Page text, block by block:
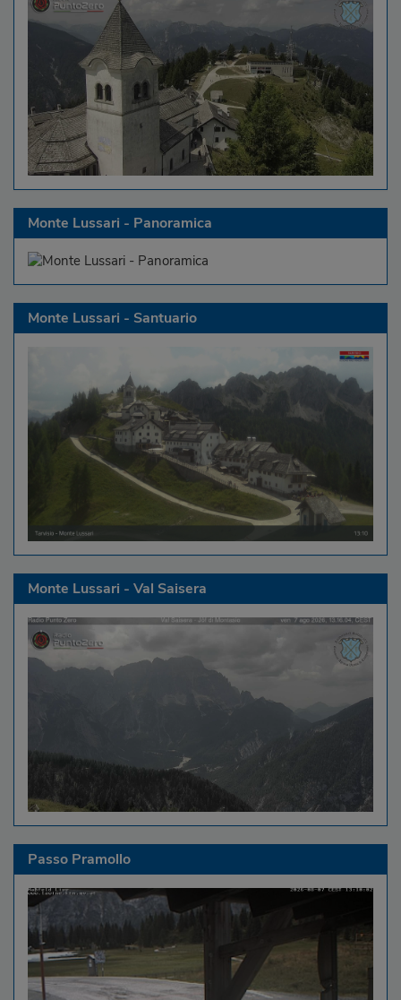
Monte Lussari - Panoramica
Monte Lussari - Santuario
Monte Lussari - Val Saisera
Passo Pramollo